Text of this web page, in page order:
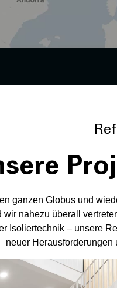
ganzen Globus und
wir nahezu überall
Isoliertechnik – unsere
neuer